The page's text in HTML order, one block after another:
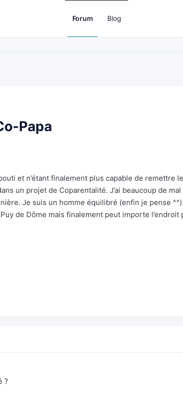
Forum Blog
Papa
et n’étant finalement plus capable de remettre le
un projet de Coparentalité. J’ai beaucoup de mal
Je suis un homme équilibré (enfin je pense
de Dôme mais finalement peut importe l’endroit
?